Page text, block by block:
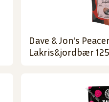
Dave & Jon's
Lakris&jordbær